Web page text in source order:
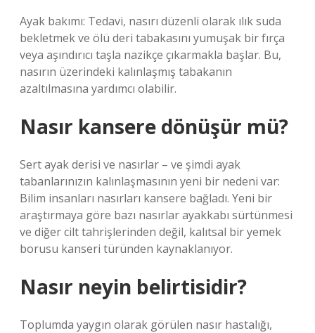
Ayak bakımı: Tedavi, nasırı düzenli olarak ılık suda
bekletmek ve ölü deri tabakasını yumuşak bir fırça
veya aşındırıcı taşla nazikçe çıkarmakla başlar. Bu,
nasırın üzerindeki kalınlaşmış tabakanın
azaltılmasına yardımcı olabilir.
Nasır kansere dönüşür mü?
Sert ayak derisi ve nasırlar – ve şimdi ayak
tabanlarınızın kalınlaşmasının yeni bir nedeni var:
Bilim insanları nasırları kansere bağladı. Yeni bir
araştırmaya göre bazı nasırlar ayakkabı sürtünmesi
ve diğer cilt tahrişlerinden değil, kalıtsal bir yemek
borusu kanseri türünden kaynaklanıyor.
Nasır neyin belirtisidir?
Toplumda yaygın olarak görülen nasır hastalığı,